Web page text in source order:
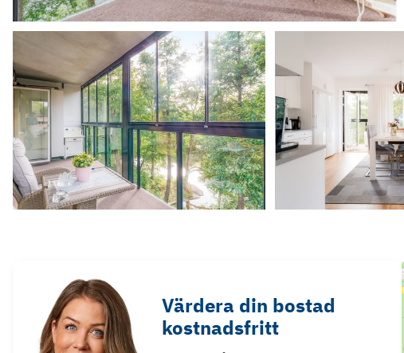
Värdera din bostad
kostnadsfritt